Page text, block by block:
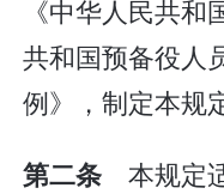
《中华人民共
共和国预备役人
例》，制定本规
第二条本规定